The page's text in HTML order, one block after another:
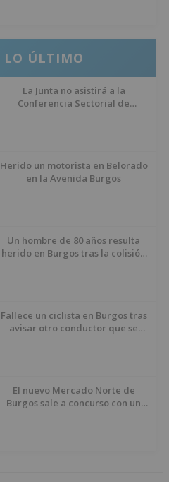
LO ÚLTIMO
La Junta no asistirá a la
Conferencia Sectorial de
Herido un motorista en Belorado
en la Avenida Burgos
Un hombre de 80 años resulta
herido en Burgos tras la colisión
Fallece un ciclista en Burgos tras
avisar otro conductor que se
El nuevo Mercado Norte de
Burgos sale a concurso con un